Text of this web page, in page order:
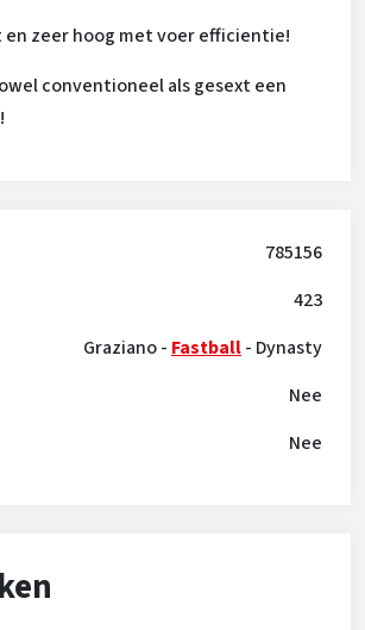
en zeer hoog met voer efficientie!
conventioneel als gesext een
785156
423
Graziano- Fastball- Dynasty
Nee
Nee